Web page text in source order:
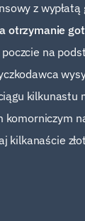
z
otrzymanie
na
kilkanaście